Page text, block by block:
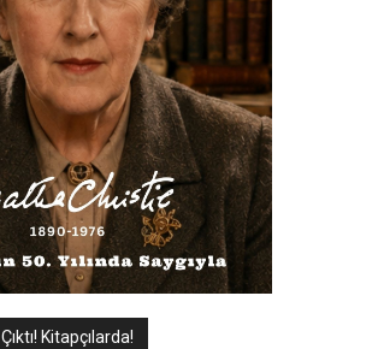
Çıktı! Kitapçılarda!